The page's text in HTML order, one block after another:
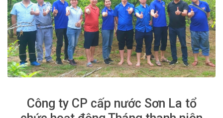
Công ty CP cấp nước Sơn La tổ